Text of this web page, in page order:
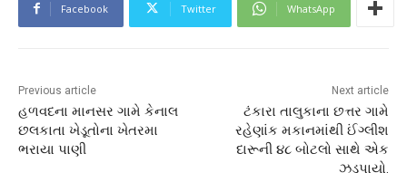
Facebook Twitter WhatsApp
Previous article
હળવદના માનસર ગામે કેનાલ
છલકાતા ખેડૂતોના ખેતરમા
ભરાયા પાણી
Next article
ટંકારા તાલુકાના છત્તર ગામે
રહેણાંક મકાનમાંથી ઈંગ્લીશ
દારૂની ૪૮ બોટલો સાથે એક
ઝડપાયો.